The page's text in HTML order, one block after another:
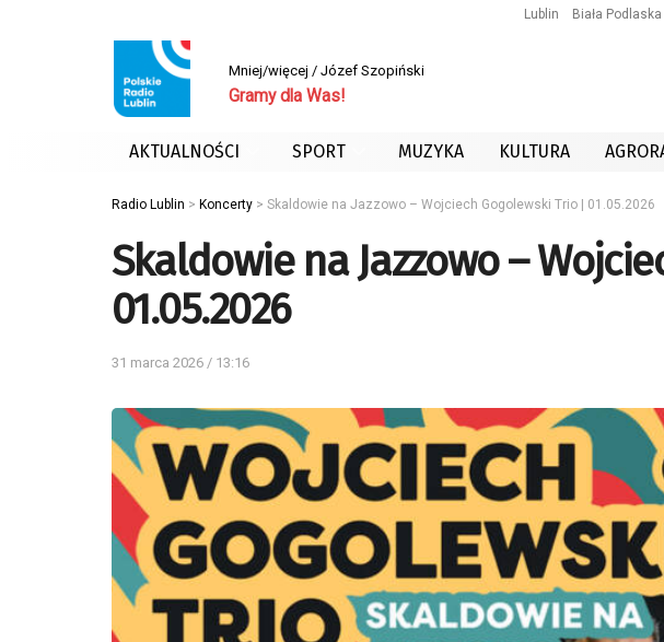
Lublin Biała Podlaska
Mniej/więcej / Józef Szopiński
Gramy dla Was!
AKTUALNOŚCI SPORT MUZYKA KULTURA
Radio Lublin > Koncerty > Skaldowie na Jazzowo – Wojciech Gogolewski Trio | 01.05.2026
Skaldowie na Jazzowo –
01.05.2026
31 marca 2026 / 13:16